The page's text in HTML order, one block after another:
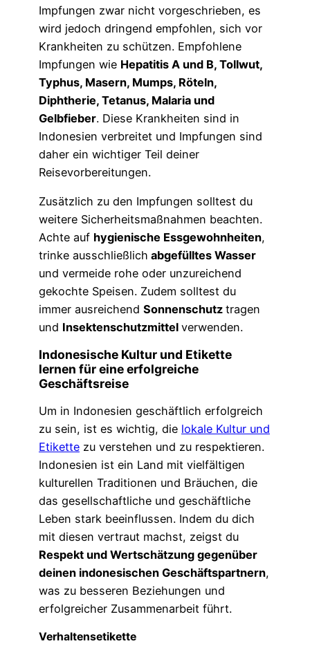
Impfungen zwar nicht vorgeschrieben, es
wird jedoch dringend empfohlen, sich vor
Krankheiten zu schützen. Empfohlene
Impfungen wie Hepatitis A und B, Tollwut,
Typhus, Masern, Mumps, Röteln,
Diphtherie, Tetanus, Malaria und
Gelbfieber. Diese Krankheiten sind in
Indonesien verbreitet und Impfungen sind
daher ein wichtiger Teil deiner
Reisevorbereitungen.
Zusätzlich zu den Impfungen solltest du
weitere Sicherheitsmaßnahmen beachten.
Achte auf hygienische Essgewohnheiten,
trinke ausschließlich abgefülltes Wasser
und vermeide rohe oder unzureichend
gekochte Speisen. Zudem solltest du
immer ausreichend Sonnenschutz tragen
und Insektenschutzmittel verwenden.
Indonesische Kultur und Etikette
lernen für eine erfolgreiche
Geschäftsreise
Um in Indonesien geschäftlich erfolgreich
zu sein, ist es wichtig, die lokale Kultur und
Etikette zu verstehen und zu respektieren.
Indonesien ist ein Land mit vielfältigen
kulturellen Traditionen und Bräuchen, die
das gesellschaftliche und geschäftliche
Leben stark beeinflussen. Indem du dich
mit diesen vertraut machst, zeigst du
Respekt und Wertschätzung gegenüber
deinen indonesischen Geschäftspartnern,
was zu besseren Beziehungen und
erfolgreicher Zusammenarbeit führt.
Verhaltensetikette